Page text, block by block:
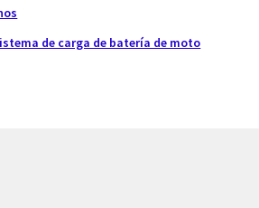
de carga de batería de moto